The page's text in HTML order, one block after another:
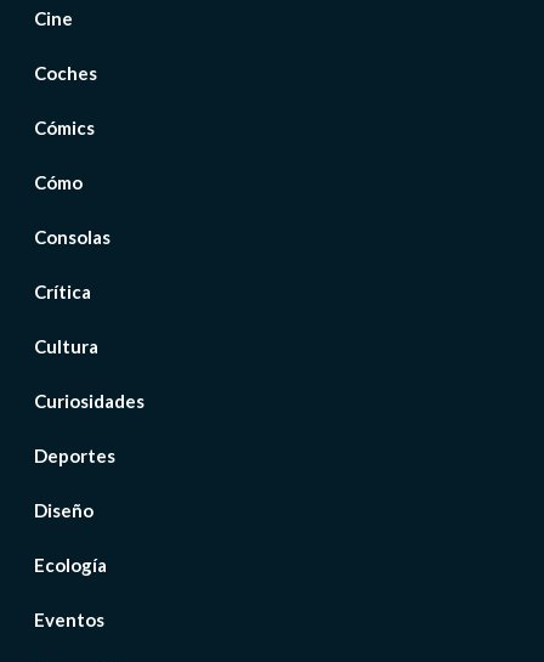
Cine
Coches
Cómics
Cómo
Consolas
Crítica
Cultura
Curiosidades
Deportes
Diseño
Ecología
Eventos